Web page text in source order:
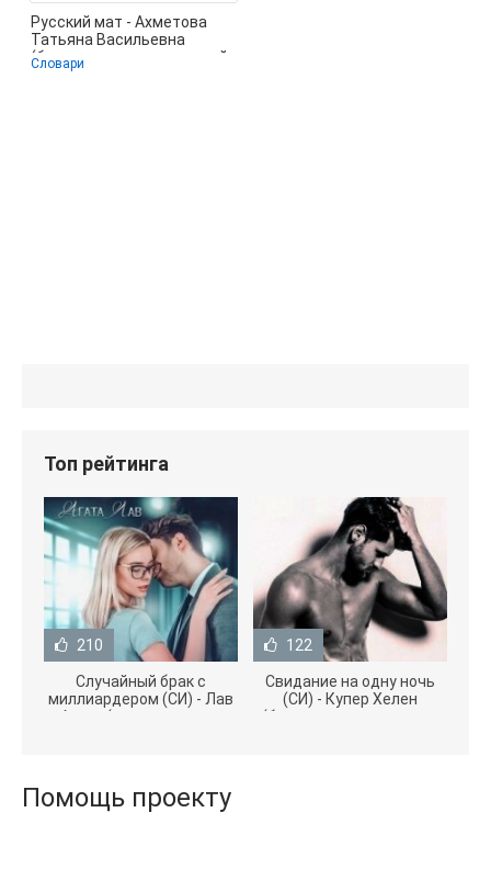
Русский мат - Ахметова
Татьяна Васильевна
(бесплатные книги полный
формат TXT) 📗
Словари
Топ рейтинга
210
Случайный брак с
миллиардером (СИ) - Лав
Агата (полная версия
122
Свидание на одну ночь
(СИ) - Купер Хелен
(бесплатные серии книг
Помощь проекту